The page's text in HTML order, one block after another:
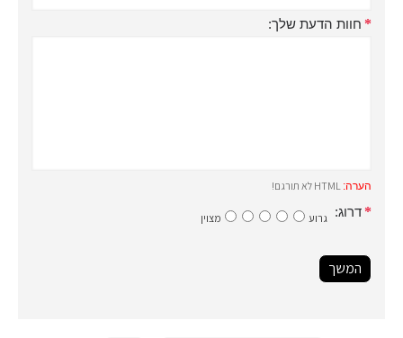
חוות הדעת שלך:
הערה:
דרוג: גרוע מצוין
המשך